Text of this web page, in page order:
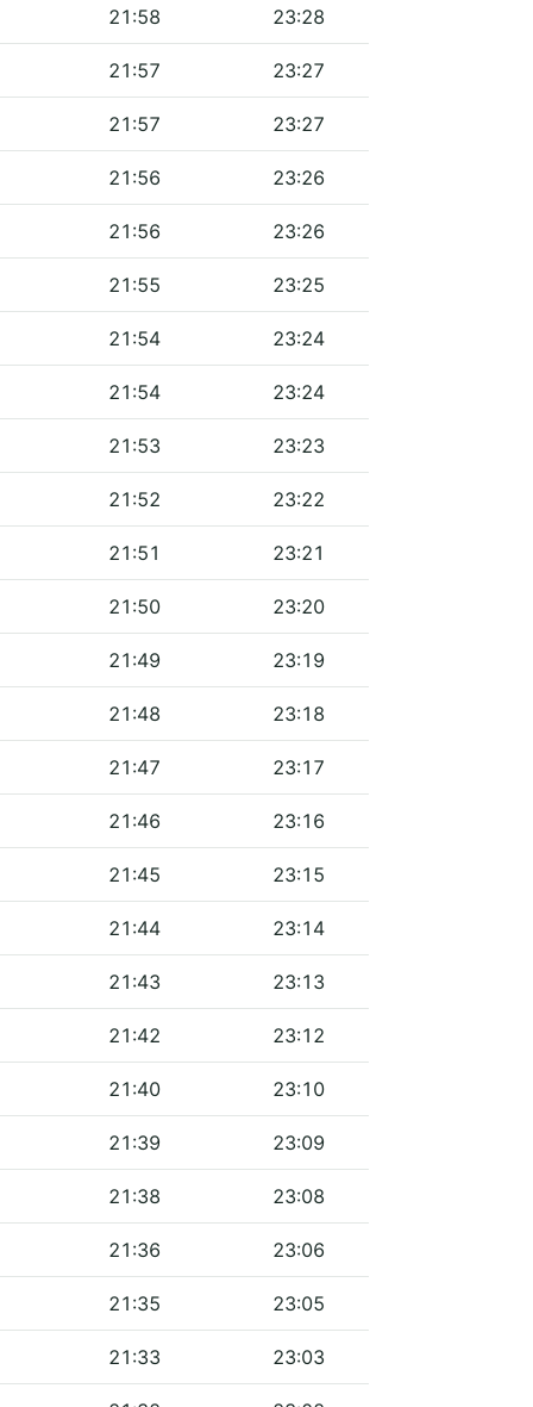
21:58 23:28
21:57 23:27
21:57 23:27
21:56 23:26
21:56 23:26
21:55 23:25
21:54 23:24
21:54 23:24
21:53 23:23
21:52 23:22
21:51 23:21
21:50 23:20
21:49 23:19
21:48 23:18
21:47 23:17
21:46 23:16
21:45 23:15
21:44 23:14
21:43 23:13
21:42 23:12
21:40 23:10
21:39 23:09
21:38 23:08
21:36 23:06
21:35 23:05
21:33 23:03